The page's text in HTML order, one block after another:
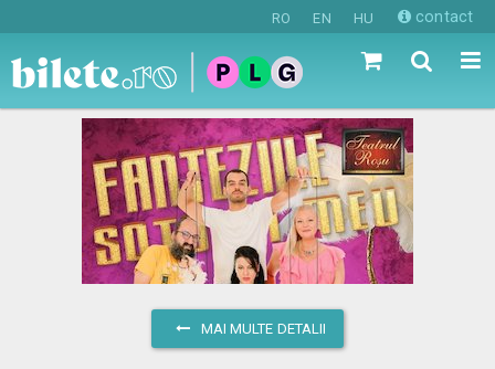
RO EN HU contact
MAI MULTE DETALII